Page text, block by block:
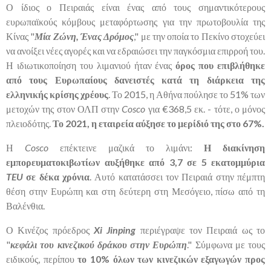
Ο ίδιος ο Πειραιάς είναι ένας από τους σημαντικότερους
ευρωπαϊκούς κόμβους μεταφόρτωσης για την πρωτοβουλία της
Κίνας "Μία Ζώνη, Ένας Δρόμος," με την οποία το Πεκίνο στοχεύει
να ανοίξει νέες αγορές και να εδραιώσει την παγκόσμια επιρροή του.
Η ιδιωτικοποίηση του λιμανιού ήταν ένας όρος που επιβλήθηκε
από τους Ευρωπαίους δανειστές κατά τη διάρκεια της
ελληνικής κρίσης χρέους. Το 2015, η Αθήνα πούλησε το 51% των
μετοχών της στον ΟΛΠ στηνCosco για €368,5 εκ. - τότε, ο μόνος
πλειοδότης.Το 2021, η εταιρεία αύξησε το μερίδιό της στο 67%.
Η Cosco επέκτεινε μαζικά το λιμάνι: Η διακίνηση
εμπορευματοκιβωτίων αυξήθηκε από 3,7 σε 5 εκατομμύρια
TEU σε δέκα χρόνια. Αυτό κατατάσσει τον Πειραιά στην πέμπτη
θέση στην Ευρώπη και στη δεύτερη στη Μεσόγειο, πίσω από τη
Βαλένθια.
Ο Κινέζος πρόεδρος Xi Jinping περιέγραψε τον Πειραιά ως το
"κεφάλι του κινεζικού δράκου στην Ευρώπη." Σύμφωνα με τους
ειδικούς, περίπουτο 10% όλων των κινεζικών εξαγωγών προς